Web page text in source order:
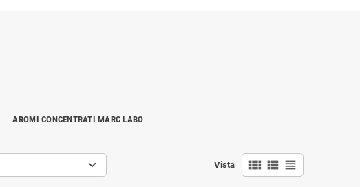
AROMI CONCENTRATI MARC LABO
Vista view_comfy view_list view_headline